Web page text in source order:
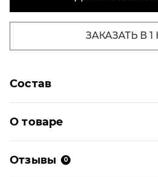
ЗАКАЗАТЬ В
Состав
О товаре
Отзывы 0